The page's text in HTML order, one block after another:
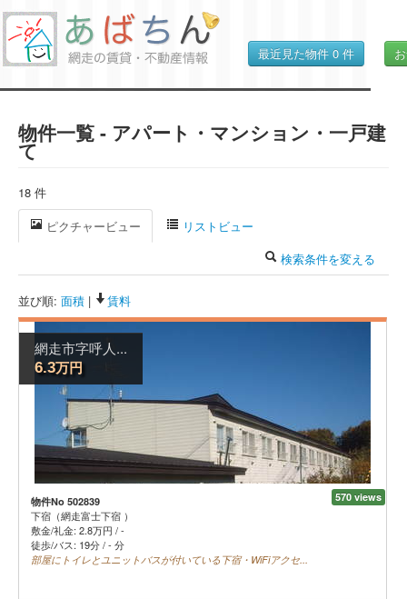
最近見た物件 0 件
物件一覧 - アパート・マンション・一戸建
て
18 件
ピクチャービュー
リストビュー
検索条件を変える
並び順: 面積 | 賃料
網走市字呼人...
6.3万円
570 views
物件No 502839
下宿（網走富士下宿 ）
敷金/礼金: 2.8万円 /-
徒歩/バス: 19分 / - 分
部屋にトイレとユニットバスが付いている下宿・WiFiアクセ...